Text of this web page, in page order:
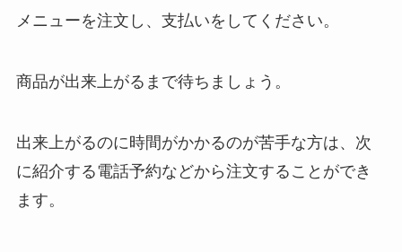
メニューを注文し、支払いをしてください。
商品が出来上がるまで待ちましょう。
出来上がるのに時間がかかるのが苦手な方は、次
に紹介する電話予約などから注文することができ
ます。